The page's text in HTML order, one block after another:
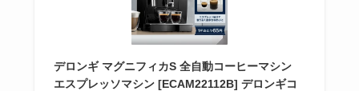
デロンギ マグニフィカS 全自動コーヒーマシン
エスプレッソマシン [ECAM22112B] デロンギコ